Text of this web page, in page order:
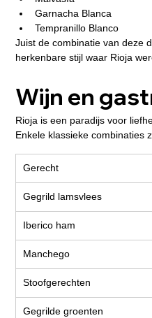
Garnacha Blanca
Tempranillo Blanco
Juist de combinatie van deze
herkenbare stijl waar Rioja
Wijn en
Rioja is een paradijs voor
Enkele klassieke combinaties
Gerecht
Gegrild lamsvlees
Iberico ham
Manchego
Stoofgerechten
Gegrilde groenten